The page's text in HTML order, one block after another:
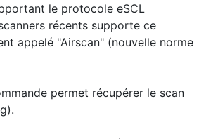
le protocole eSCL
récents supporte ce
appelé "Airscan" (nouvelle norme
permet récupérer le scan